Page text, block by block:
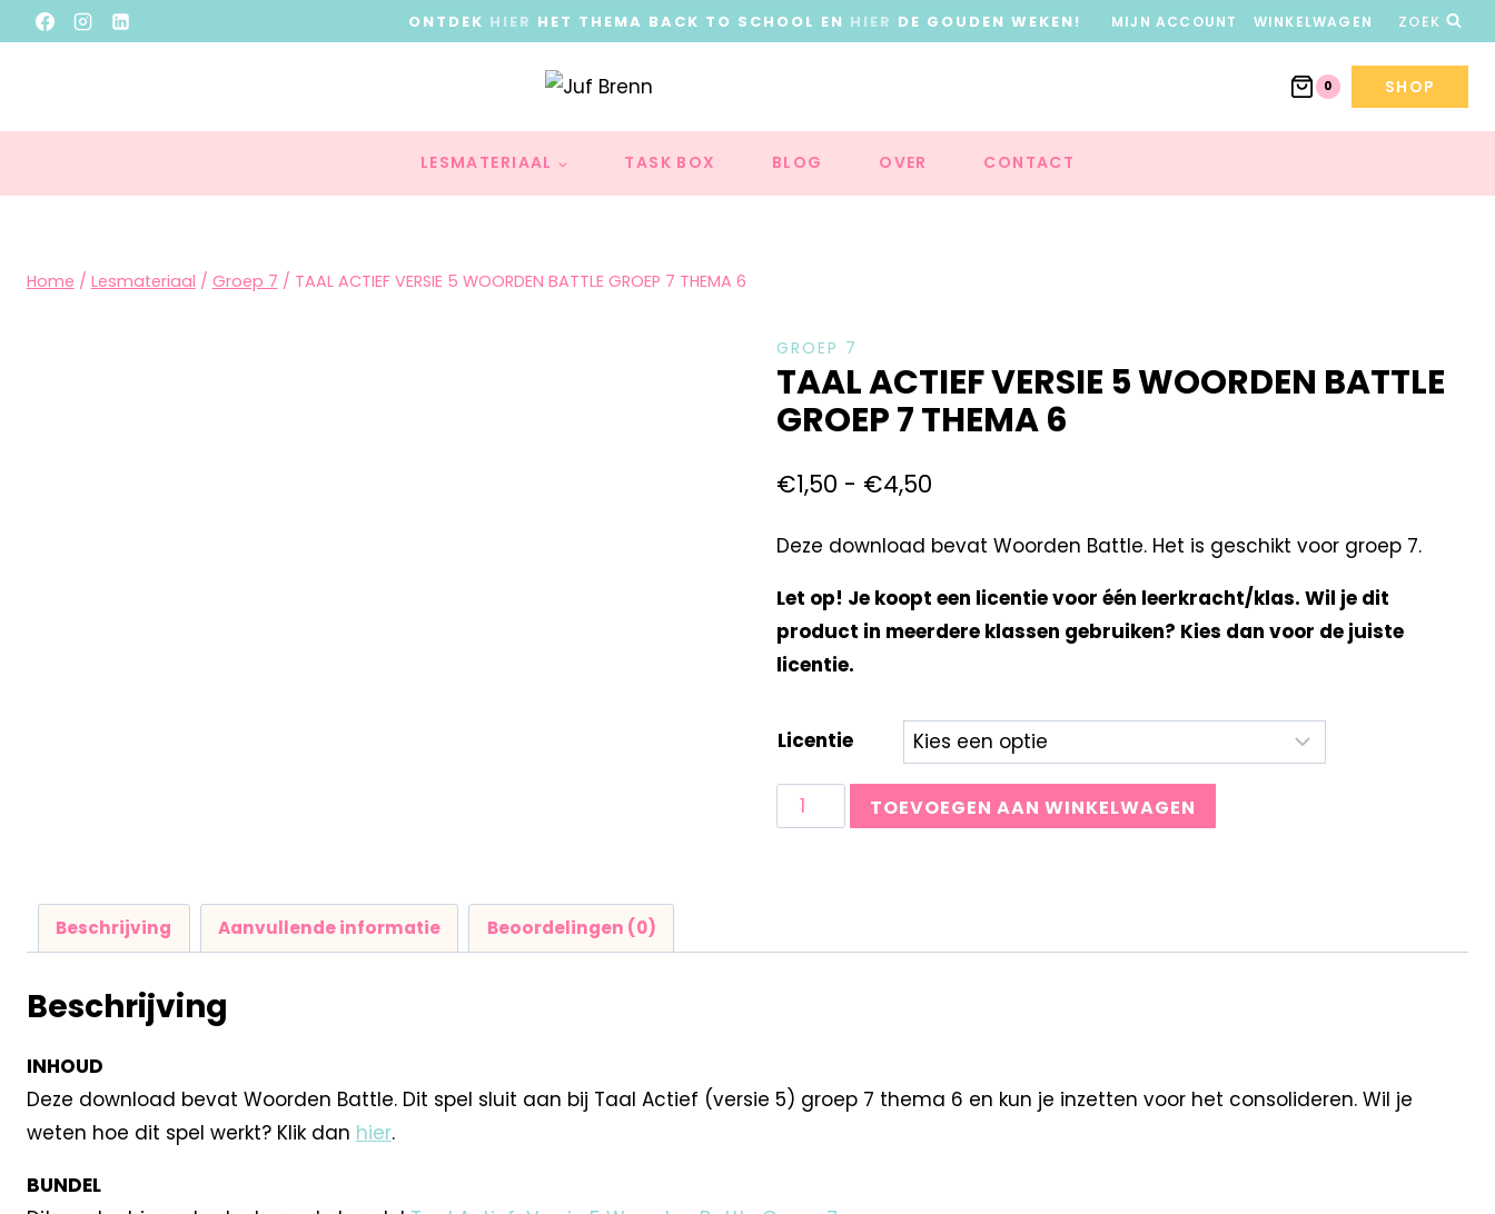
ONTDEK HIER HET THEMA BACK TO SCHOOL EN HIER DE GOUDEN WEKEN! MIJN ACCOUNT WINKELWAGEN ZOEK
0 SHOP
LESMATERIAAL TASK BOX BLOG OVER CONTACT
Home / Lesmateriaal / Groep 7 / TAAL ACTIEF VERSIE 5 WOORDEN BATTLE GROEP 7 THEMA 6
GROEP 7
TAAL ACTIEF VERSIE 5 WOORDEN BATTLE
GROEP 7 THEMA 6
€1,50 - €4,50
Deze download bevat Woorden Battle. Het is geschikt voor groep 7.
Let op! Je koopt een licentie voor één leerkracht/klas. Wil je dit
product in meerdere klassen gebruiken? Kies dan voor de juiste
licentie.
Licentie
TOEVOEGEN AAN WINKELWAGEN
Beschrijving Aanvullende informatie Beoordelingen (0)
Beschrijving
INHOUD
Deze download bevat Woorden Battle. Dit spel sluit aan bij Taal Actief (versie 5) groep 7 thema 6 en kun je inzetten voor het consolideren. Wil je
weten hoe dit spel werkt? Klik dan hier.
BUNDEL